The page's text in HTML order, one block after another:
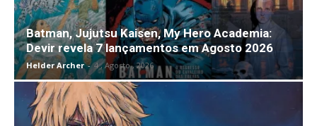
Batman, Jujutsu Kaisen, My Hero Academia:
Devir revela 7 lançamentos em Agosto 2026
Helder Archer - 4 , Agosto , 2026